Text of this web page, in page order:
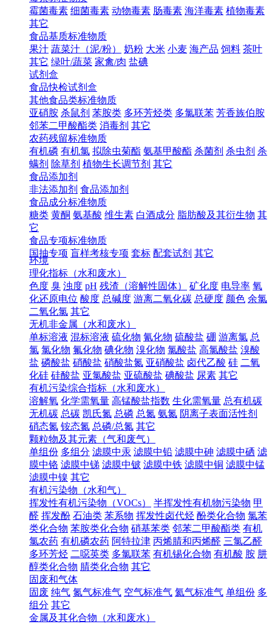
霉菌毒素 细菌毒素 动物毒素 肠毒素 海洋毒素 植物毒素
其它
食品基质标准物质
果汁 蔬菜汁（泥/粉） 奶粉 大米 小麦 海产品 饲料 茶叶
其它 绿叶/蔬菜 家禽/肉 盐碘
试剂盒
食品快检试剂盒
其他食品类标准物质
亚硝胺 杀鼠剂 苯胺类 多环芳烃类 多氯联苯 芳香族伯胺
邻苯二甲酸酯类 消毒剂 其它
农药残留标准物质
有机磷 有机氯 拟除虫菊酯 氨基甲酸酯 杀菌剂 杀虫剂 杀
螨剂 除草剂 植物生长调节剂 其它
食品添加剂
非法添加剂 食品添加剂
食品成分标准物质
糖类 黄酮 氨基酸 维生素 白酒成分 脂肪酸及其衍生物 其
它
食品专项标准物质
国抽专项 盲样考核专项 套标 配套试剂 其它
环境
理化指标（水和废水）
色度 臭 浊度 pH 残渣（溶解性固体） 矿化度 电导率 氧
化还原电位 酸度 总碱度 游离二氧化碳 总硬度 颜色 余氯
二氧化氯 其它
无机非金属（水和废水）
单标溶液 混标溶液 硫化物 氰化物 硫酸盐 硼 游离氯 总
氯 氯化物 氟化物 碘化物 溴化物 氯酸盐 高氯酸盐 溴酸
盐 磷酸盐 硝酸盐 硝酸盐氮 亚硝酸盐 卤代乙酸 硅 二氧
化硅 硅酸盐 亚氯酸盐 亚硫酸盐 碘酸盐 尿素 其它
有机污染综合指标（水和废水）
溶解氧 化学需氧量 高锰酸盐指数 生化需氧量 总有机碳
无机碳 总碳 凯氏氮 总磷 总氮 氨氮 阴离子表面活性剂
硝态氮 铵态氮 总磷/总氮 其它
颗粒物及其元素（气和废气）
单组份 多组分 滤膜中汞 滤膜中铅 滤膜中砷 滤膜中硒 滤
膜中铬 滤膜中锑 滤膜中铍 滤膜中铁 滤膜中铜 滤膜中锰
滤膜中镍 其它
有机污染物（水和气）
挥发性有机污染物（VOCs）
半挥发性有机物污染物 甲
醛 挥发酚 石油类 苯系物 挥发性卤代烃 酚类化合物 氯苯
类化合物 苯胺类化合物 硝基苯类 邻苯二甲酸酯类 有机
氯农药 有机磷农药 阿特拉津 丙烯腈和丙烯醛 三氯乙醛
多环芳烃 二噁英类 多氯联苯 有机锡化合物 有机酸 胺 肼
醇类化合物 腈类化合物 其它
固废和气体
固废 纯气 氮气标准气 空气标准气 氦气标准气 单组份 多
组分 其它
金属及其化合物（水和废水）